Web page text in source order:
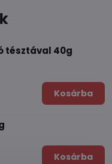
tésztával 40g
Kosárba
Kosárba